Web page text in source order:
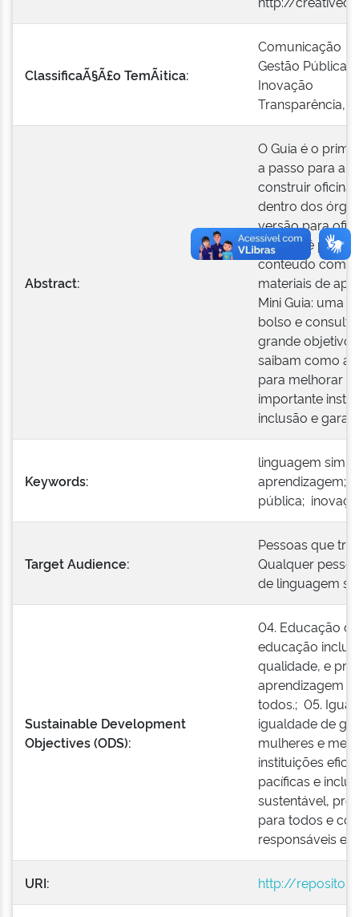
ClassificaÃ§Ã£o TemÃ¡tica:
Comunicação
Gestão Pública
Inovação
Transparência,
Abstract:
O Guia é o
a passo para
construir
dentro dos
versão para
que você
conteúdo com
materiais de
Mini Guia: uma
bolso e
grande objetivo
saibam como a
para melhorar
importante
inclusão e
Keywords:
linguagem
aprendizagem;
pública;
Target Audience:
Pessoas que
Qualquer
de linguagem
Sustainable Development
Objectives (ODS):
04. Educação
educação
qualidade, e
aprendizagem
todos.; 05.
igualdade de
mulheres e
instituições
pacíficas e
sustentável,
para todos e
responsáveis e
URI: http://